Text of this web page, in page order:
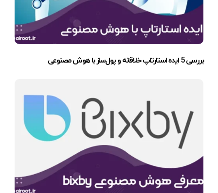
بررسی 5 ایده استارتاپ خلاقانه و پول‌ساز با هوش مصنوعی